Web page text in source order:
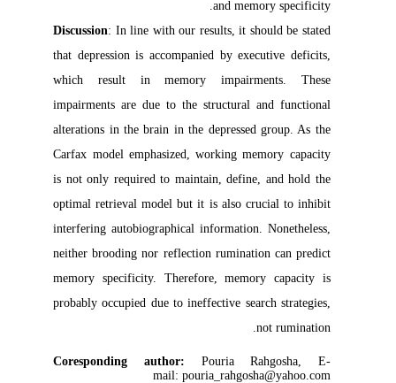
and memory specificity.
Discussion: In line with our results, it should be stated
that depression is accompanied by executive deficits,
which result in memory impairments. These
impairments are due to the structural and functional
alterations in the brain in the depressed group. As the
Carfax model emphasized, working memory capacity
is not only required to maintain, define, and hold the
optimal retrieval model but it is also crucial to inhibit
interfering autobiographical information. Nonetheless,
neither brooding nor reflection rumination can predict
memory specificity. Therefore, memory capacity is
probably occupied due to ineffective search strategies,
not rumination.
Coresponding author:
Pouria Rahgosha, E-
mail: pouria_rahgosha@yahoo.com